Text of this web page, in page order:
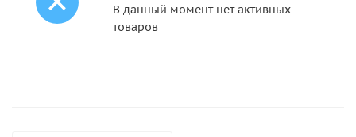
В данный момент нет активных
товаров